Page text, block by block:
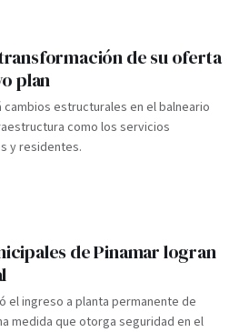
de su oferta
plan
cambios estructurales en el balneario
como los servicios
y residentes.
de Pinamar logran
el ingreso a planta permanente de
medida que otorga seguridad en el